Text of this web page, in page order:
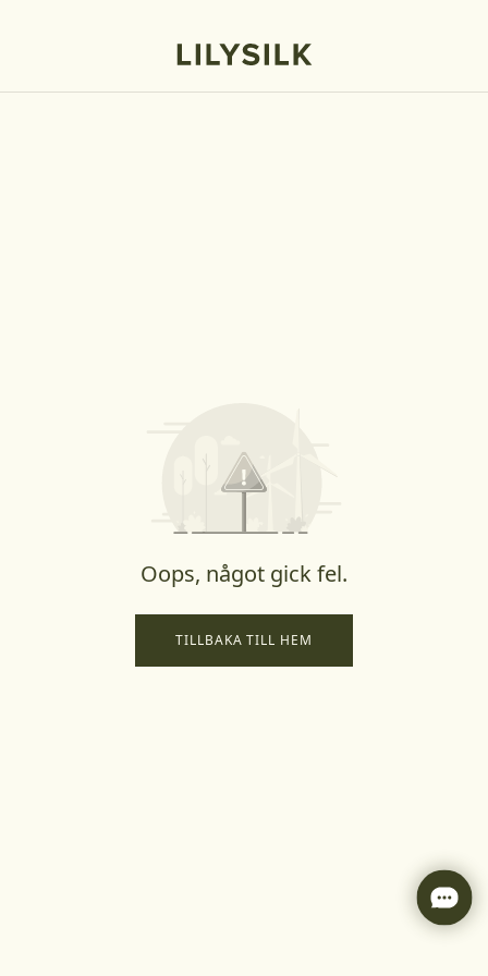
Oops, något gick fel.
TILLBAKA TILL HEM